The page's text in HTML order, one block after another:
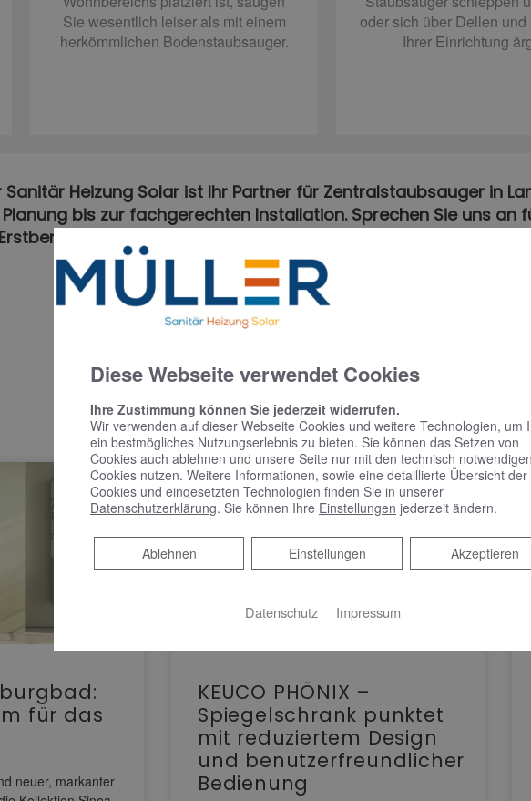
Sie wesentlich leiser als mit einem
herkömmlichen Bodenstaubsauger.
oder sich über Dellen und
Ihrer Einrichtung
Sanitär Heizung Solar ist Ihr Partner für Zentralstaubsauger in
bis zur fachgerechten Installation. Sprechen Sie uns an
für das
neuer, markanter
KEUCO PHÖNIX –
Spiegelschrank punktet
mit reduziertem Design
und benutzerfreundlicher
Bedienung
Diese Webseite verwendet Cookies
Ihre Zustimmung können Sie jederzeit widerrufen.
Wir verwenden auf dieser Webseite Cookies und weitere Technologien, um
ein bestmögliches Nutzungserlebnis zu bieten. Sie können das Setzen von
Cookies auch ablehnen und unsere Seite nur mit den technisch notwendigen
Cookies nutzen. Weitere Informationen, sowie eine detaillierte Übersicht der
Cookies und eingesetzten Technologien finden Sie in unserer
Datenschutzerklärung. Sie können Ihre Einstellungen jederzeit ändern.
Akzeptieren
Einstellungen
Ablehnen
Ablehnen
Datenschutz Impressum